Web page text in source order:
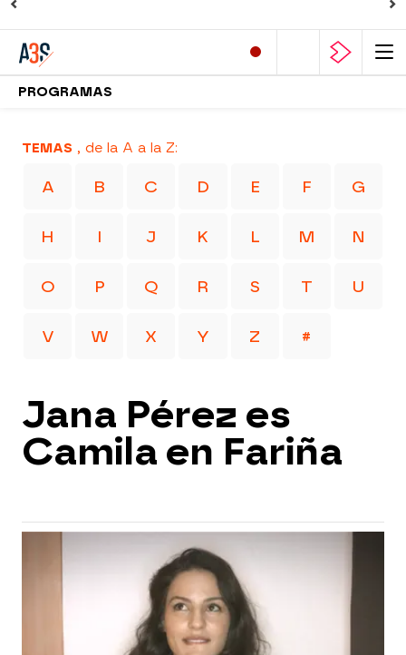
PROGRAMAS
TEMAS , de la A a la Z:
A B C D E F G
H I J K L M N
O P Q R S T U
V W X Y Z #
Jana Pérez es
Camila en Fariña